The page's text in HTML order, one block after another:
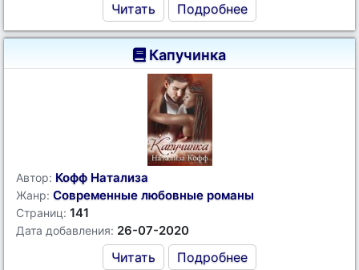
Читать Подробнее
Капучинка
Автор: Кофф Натализа
Жанр: Современные любовные романы
Страниц: 141
Дата добавления: 26-07-2020
Читать Подробнее